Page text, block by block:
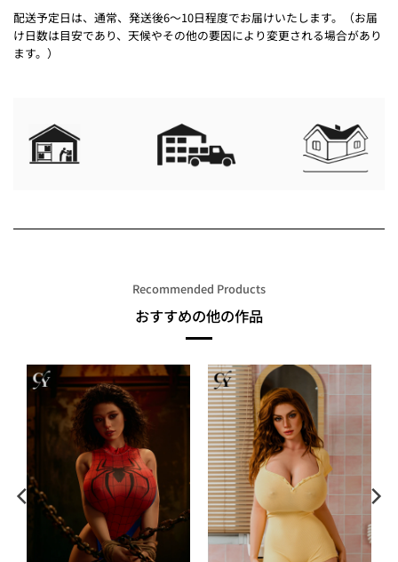
配送予定日は、通常、発送後6～10日程度でお届けいたします。（お届
け日数は目安であり、天候やその他の要因により変更される場合があり
ます。）
Recommended Products
おすすめの他の作品